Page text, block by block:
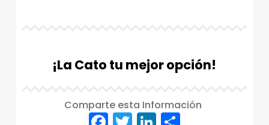
¡La Cato tu mejor opción!
Comparte esta Información